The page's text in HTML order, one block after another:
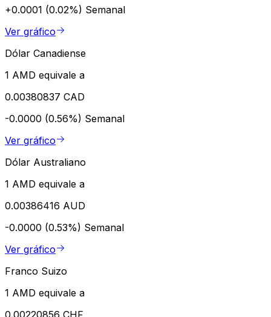
+0.0001 (0.02%) Semanal
Ver gráfico
Dólar Canadiense
1 AMD equivale a
0.00380837 CAD
-0.0000 (0.56%) Semanal
Ver gráfico
Dólar Australiano
1 AMD equivale a
0.00386416 AUD
-0.0000 (0.53%) Semanal
Ver gráfico
Franco Suizo
1 AMD equivale a
0.00220856 CHF